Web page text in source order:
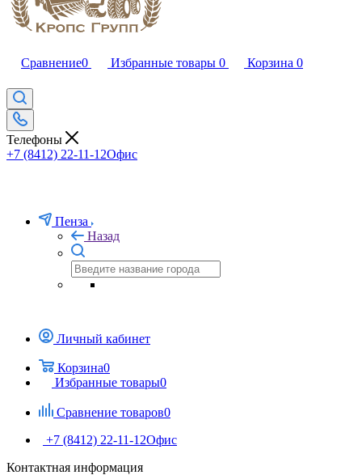
Сравнение0 Избранные товары 0 Корзина 0
Телефоны
+7 (8412) 22-11-12Офис
Пенза
Назад
Личный кабинет
Корзина0
Избранные товары0
Сравнение товаров0
+7 (8412) 22-11-12Офис
Контактная информация